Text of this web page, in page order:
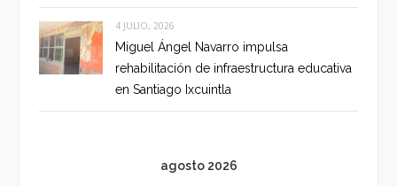
4 JULIO, 2026
Miguel Ángel Navarro impulsa
rehabilitación de infraestructura educativa
en Santiago Ixcuintla
agosto 2026